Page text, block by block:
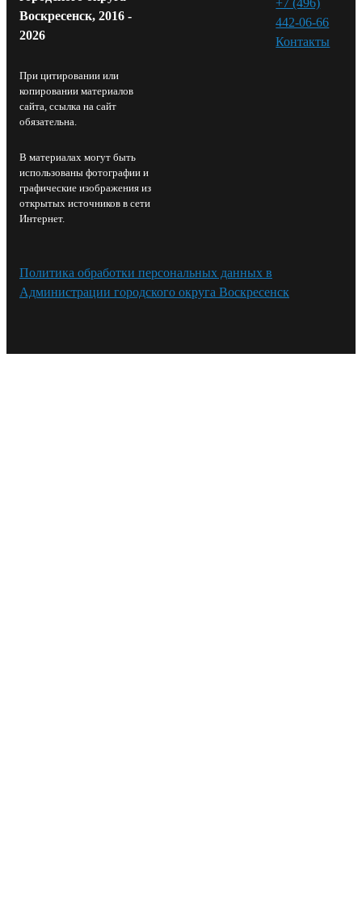
Воскресенск, 2016 -
2026
При цитировании или
копировании материалов
сайта, ссылка на сайт
обязательна.
В материалах могут быть
использованы фотографии и
графические изображения из
открытых источников в сети
Интернет.
442-06-66
Контакты⁠
Политика обработки персональных данных в
Администрации городского округа Воскресенск